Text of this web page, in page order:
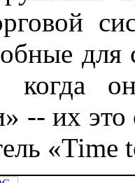
для
когда
-- их это